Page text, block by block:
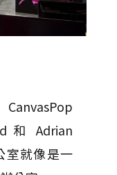
CanvasPop
和 Adrian
室就像是一